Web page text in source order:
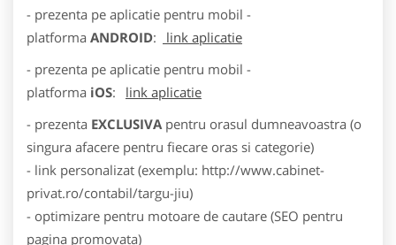
- prezenta pe aplicatie pentru mobil -
platforma ANDROID:
link aplicatie
- prezenta pe aplicatie pentru mobil -
platforma iOS:
link aplicatie
- prezenta EXCLUSIVA pentru orasul dumneavoastra (o
singura afacere pentru fiecare oras si categorie)
- link personalizat (exemplu: http://www.cabinet-
privat.ro/contabil/targu-jiu)
- optimizare pentru motoare de cautare (SEO pentru
pagina promovata)